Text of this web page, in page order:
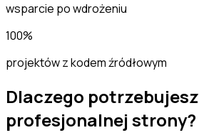
wsparcie po wdrożeniu
100%
projektów z kodem źródłowym
Dlaczego potrzebujesz
profesjonalnej strony?